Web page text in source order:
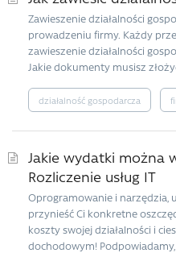
Zawieszenie działalności
prowadzeniu firmy. Każdy
zawieszenie działalności
Jakie dokumenty musisz
działalność gospodarcza
Jakie wydatki można
Rozliczenie usług IT
Oprogramowanie i narzędzia,
przynieść Ci konkretne
koszty swojej działalności i
dochodowym! Podpowiadamy,